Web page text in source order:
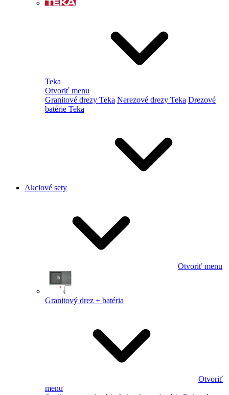
Teka
Otvoriť menu
Granitové drezy Teka Nerezové drezy Teka Drezové
batérie Teka
Akciové sety
Otvoriť menu
Granitový drez + batéria
Otvoriť
menu